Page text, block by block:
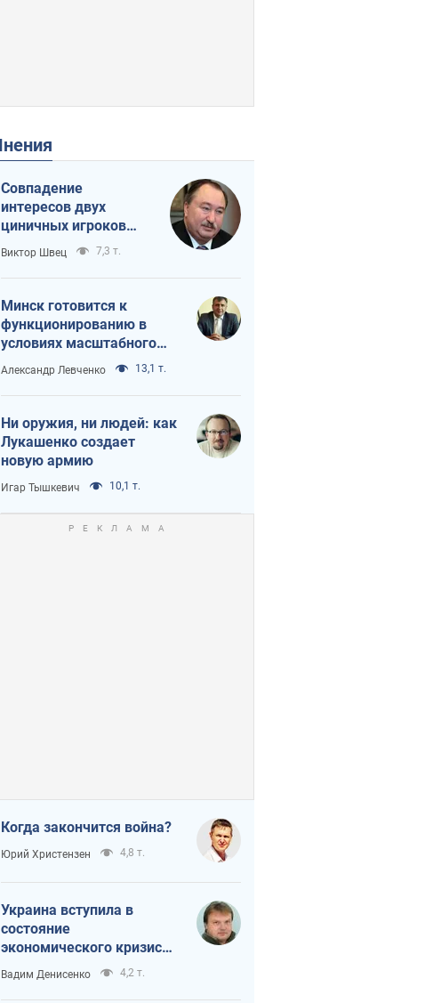
Мнения
Совпадение
интересов двух
циничных игроков
или тайный план
Трампа и Путина?
Виктор Швец 7,3 т.
Минск готовится к
функционированию в
условиях масштабного
военного кризиса
Александр Левченко 13,1 т.
Ни оружия, ни людей: как
Лукашенко создает
новую армию
Игар Тышкевич 10,1 т.
Когда закончится война?
Юрий Христензен 4,8 т.
Украина вступила в
состояние
экономического кризиса.
Есть ли свет в конце
туннеля?
Вадим Денисенко 4,2 т.